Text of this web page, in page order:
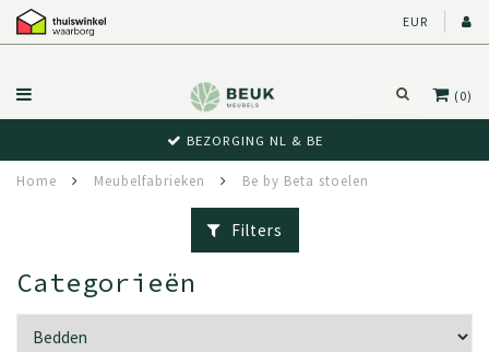
EUR
(0)
BEZORGING NL & BE
Home Meubelfabrieken Be by Beta stoelen
Filters
Categorieën